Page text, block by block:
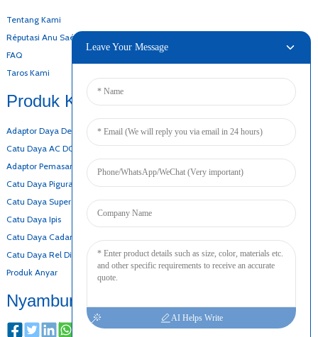
Tentang Kami
Réputasi Anu Saé
FAQ
Taros Kami
Produk Kami
Adaptor Daya Desktop
Catu Daya AC DC
Adaptor Pemasangan Tembok
Catu Daya Pigura Kabuka
Catu Daya Super Ipis
Catu Daya Ipis
Catu Daya Cadangan Batré
Catu Daya Rel Din
Produk Anyar
Nyambung
Leave Your Message
AI Helps Write